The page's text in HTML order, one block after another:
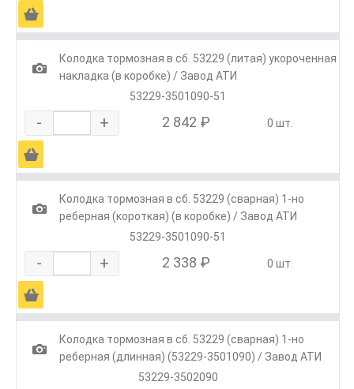
Ä
1
Колодка тормозная в сб. 53229 (литая) укороченная
накладка (в коробке) / Завод АТИ
53229-3501090-51
- + 2 842 ₽ 0 шт.
Ä
1
Колодка тормозная в сб. 53229 (сварная) 1-но
реберная (короткая) (в коробке) / Завод АТИ
53229-3501090-51
- + 2 338 ₽ 0 шт.
Ä
1
Колодка тормозная в сб. 53229 (сварная) 1-но
реберная (длинная) (53229-3501090) / Завод АТИ
53229-3502090